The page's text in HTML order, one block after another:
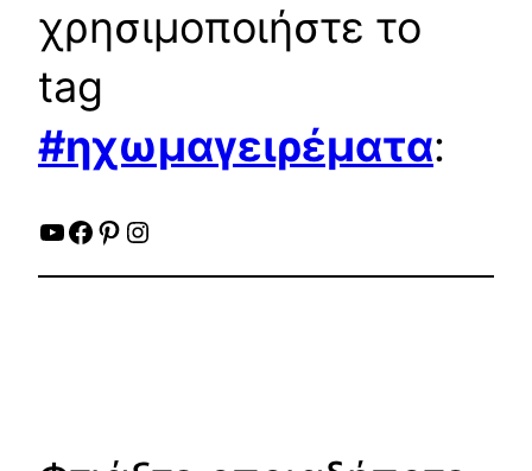
χρησιμοποιήστε το
tag
#ηχωμαγειρέματα:
YouTube
Facebook
Pinterest
Instagram